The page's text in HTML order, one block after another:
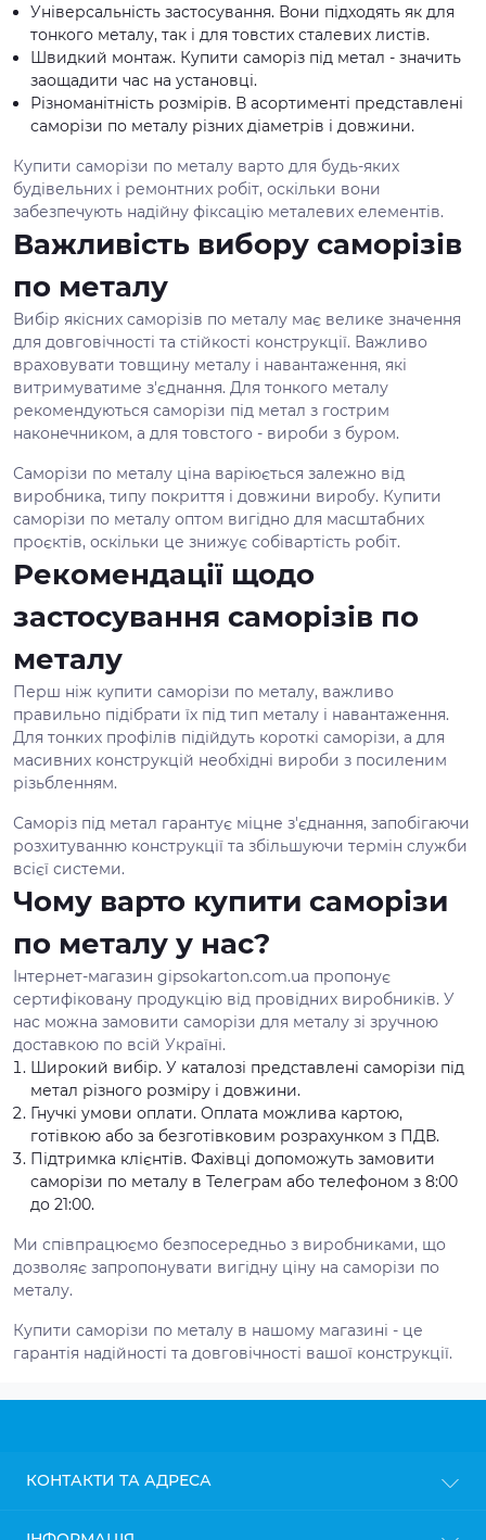
Універсальність застосування. Вони підходять як для
тонкого металу, так і для товстих сталевих листів.
Швидкий монтаж. Купити саморіз під метал - значить
заощадити час на установці.
Різноманітність розмірів. В асортименті представлені
саморізи по металу різних діаметрів і довжини.
Купити саморізи по металу варто для будь-яких
будівельних і ремонтних робіт, оскільки вони
забезпечують надійну фіксацію металевих елементів.
Важливість вибору саморізів
по металу
Вибір якісних саморізів по металу має велике значення
для довговічності та стійкості конструкції. Важливо
враховувати товщину металу і навантаження, які
витримуватиме з'єднання. Для тонкого металу
рекомендуються саморізи під метал з гострим
наконечником, а для товстого - вироби з буром.
Саморізи по металу ціна варіюється залежно від
виробника, типу покриття і довжини виробу. Купити
саморізи по металу оптом вигідно для масштабних
проєктів, оскільки це знижує собівартість робіт.
Рекомендації щодо
застосування саморізів по
металу
Перш ніж купити саморізи по металу, важливо
правильно підібрати їх під тип металу і навантаження.
Для тонких профілів підійдуть короткі саморізи, а для
масивних конструкцій необхідні вироби з посиленим
різьбленням.
Саморіз під метал гарантує міцне з'єднання, запобігаючи
розхитуванню конструкції та збільшуючи термін служби
всієї системи.
Чому варто купити саморізи
по металу у нас?
Інтернет-магазин gipsokarton.com.ua пропонує
сертифіковану продукцію від провідних виробників. У
нас можна замовити саморізи для металу зі зручною
доставкою по всій Україні.
Широкий вибір. У каталозі представлені саморізи під
метал різного розміру і довжини.
Гнучкі умови оплати. Оплата можлива картою,
готівкою або за безготівковим розрахунком з ПДВ.
Підтримка клієнтів. Фахівці допоможуть замовити
саморізи по металу в Телеграм або телефоном з 8:00
до 21:00.
Ми співпрацюємо безпосередньо з виробниками, що
дозволяє запропонувати вигідну ціну на саморізи по
металу.
Купити саморізи по металу в нашому магазині - це
гарантія надійності та довговічності вашої конструкції.
КОНТАКТИ ТА АДРЕСА